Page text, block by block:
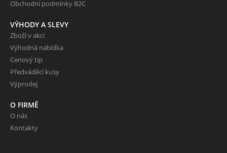
Obchodní podmínky B2C
VÝHODY A SLEVY
Zboží v akci
Výhodná nabídka
Cenový tip
Předváděcí kusy
Výprodej
O FIRMĚ
O nás
Kontakty